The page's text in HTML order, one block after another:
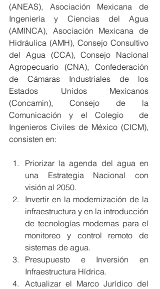
(ANEAS), Asociación Mexicana de
Ingeniería y Ciencias del Agua
(AMINCA), Asociación Mexicana de
Hidráulica (AMH), Consejo Consultivo
del Agua (CCA), Consejo Nacional
Agropecuario (CNA), Confederación
de Cámaras Industriales de los
Estados Unidos Mexicanos
(Concamin), Consejo de la
Comunicación y el Colegio  de
Ingenieros Civiles de México (CICM),
consisten en:
Priorizar la agenda del agua en
una Estrategia Nacional con
visión al 2050.
Invertir en la modernización de la
infraestructura y en la introducción
de tecnologías modernas para el
monitoreo y control remoto de
sistemas de agua.
Presupuesto e Inversión en
Infraestructura Hídrica.
Actualizar el Marco Jurídico del